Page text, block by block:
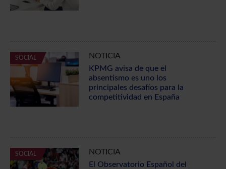
SOCIAL
NOTICIA
KPMG avisa de que el
absentismo es uno los
principales desafíos para la
competitividad en España
SOCIAL
NOTICIA
El Observatorio Español del